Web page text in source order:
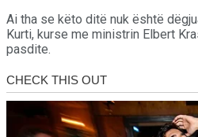
Ai tha se këto ditë nuk është
Kurti, kurse me ministrin Elbert
pasdite.